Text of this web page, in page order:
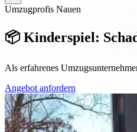
Umzugprofis Nauen
📦 Kinderspiel:
Als erfahrenes
Angebot anfordern